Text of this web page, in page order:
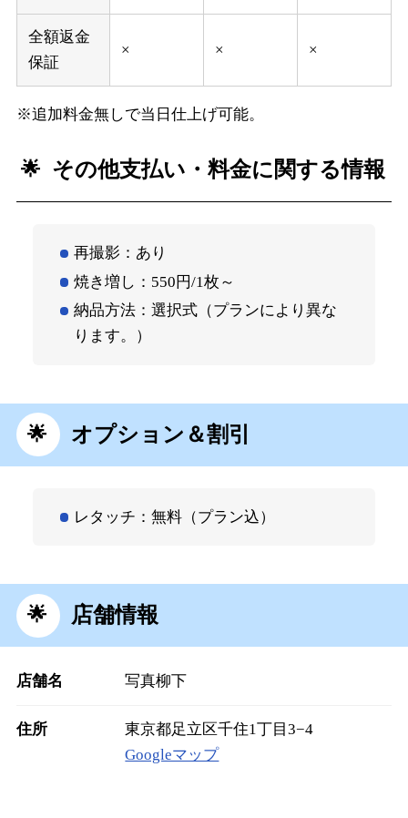
全額返金
保証
× × ×
※追加料金無しで当日仕上げ可能。
その他支払い・料金に関する情報
再撮影：あり
焼き増し：550円/1枚～
納品方法：選択式（プランにより異な
ります。）
オプション＆割引
レタッチ：無料（プラン込）
店舗情報
店舗名 写真柳下
住所
東京都足立区千住1丁目3−4
Googleマップ